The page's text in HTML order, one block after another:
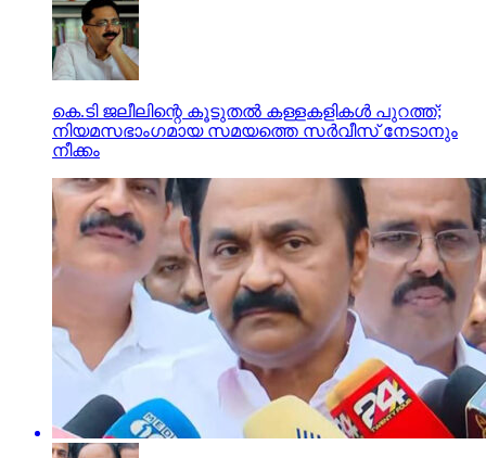
കെ.ടി ജലീലിന്റെ കൂടുതല്‍ കള്ളകളികള്‍ പുറത്ത്;
നിയമസഭാംഗമായ സമയത്തെ സര്‍വീസ് നേടാനും
നീക്കം